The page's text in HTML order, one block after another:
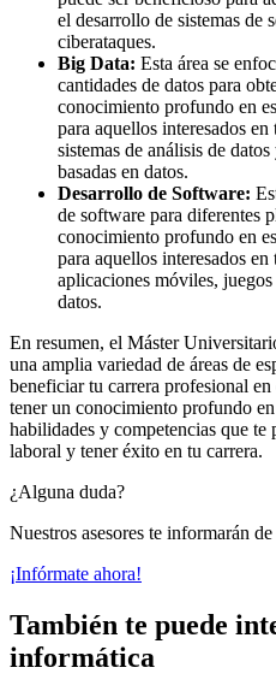
el desarrollo de sistemas de
ciberataques.
Big Data: Esta área se
cantidades de datos para
conocimiento profundo en
para aquellos interesados
sistemas de análisis de
basadas en datos.
Desarrollo de Software:
de software para diferentes
conocimiento profundo en
para aquellos interesados
aplicaciones móviles, juegos
datos.
En resumen, el Máster
una amplia variedad de áreas de
beneficiar tu carrera profesional
tener un conocimiento profundo
habilidades y competencias que te
laboral y tener éxito en tu carrera.
¿Alguna duda?
Nuestros asesores te informarán
¡Infórmate ahora!
También te puede
informática